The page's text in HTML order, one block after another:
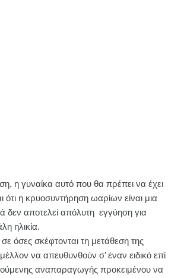
η γυναίκα αυτό που θα πρέπει να έχει
ότι η κρυοσυντήρηση ωαρίων είναι μια
δεν αποτελεί απόλυτη εγγύηση για
ηλικία.
όσες σκέφτονται τη μετάθεση της
να απευθυνθούν σ’ έναν ειδικό επί
αναπαραγωγής προκειμένου να